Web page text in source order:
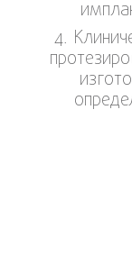
4.